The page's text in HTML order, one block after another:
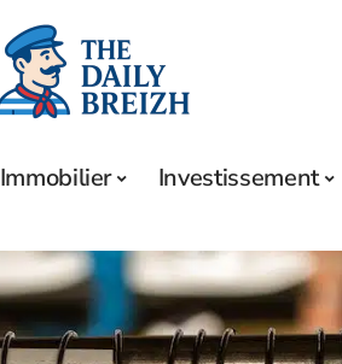
Immobilier Investissement